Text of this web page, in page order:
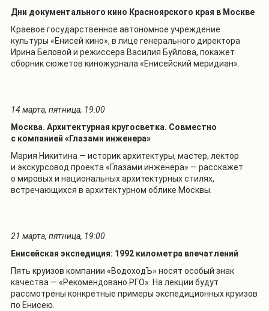
Дни документального кино Красноярского края в Москве
Краевое государственное автономное учреждение
культуры «Енисей кино», в лице генерального директора
Ирина Беловой и режиссера Василия Буйлова, покажет
сборник сюжетов киножурнала «Енисейский меридиан».
14 марта, пятница, 19:00
Москва. Архитектурная кругосветка. Совместно
с компанией «Глазами инженера»
Мария Никитина — историк архитектуры, мастер, лектор
и экскурсовод проекта «Глазами инженера» — расскажет
о мировых и национальных архитектурных стилях,
встречающихся в архитектурном облике Москвы.
21 марта, пятница, 19:00
Енисейская экспедиция: 1992 километра впечатлений
Пять круизов компании «ВодоходЪ» носят особый знак
качества — «Рекомендовано РГО». На лекции будут
рассмотрены конкретные примеры экспедиционных круизов
по Енисею.